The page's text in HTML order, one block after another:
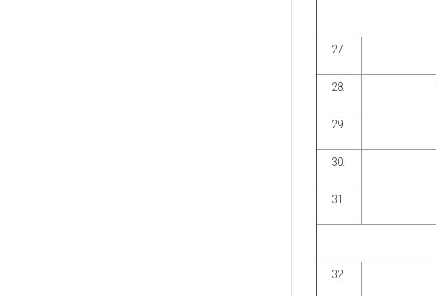
27.
28.
29.
30.
31.
32.